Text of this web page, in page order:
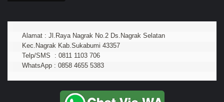
Alamat : Jl.Raya Nagrak No.2 Ds.Nagrak Selatan
Kec.Nagrak Kab.Sukabumi 43357
Telp/SMS  : 0811 1103 706
WhatsApp : 0858 4655 5383